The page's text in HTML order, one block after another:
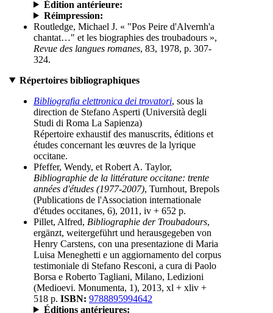
Édition antérieure:
Réimpression:
Routledge, Michael J. « "Pos Peire d'Alvernh'a
chantat…" et les biographies des troubadours »,
Revue des langues romanes, 83, 1978, p. 307-
324.
Répertoires bibliographiques
Bibliografia elettronica dei trovatori, sous la
direction de Stefano Asperti (Università degli
Studi di Roma La Sapienza)
Répertoire exhaustif des manuscrits, éditions et
études concernant les œuvres de la lyrique
occitane.
Pfeffer, Wendy, et Robert A. Taylor,
Bibliographie de la littérature occitane: trente
années d'études (1977-2007), Turnhout, Brepols
(Publications de l'Association internationale
d'études occitanes, 6), 2011, iv + 652 p.
Pillet, Alfred, Bibliographie der Troubadours,
ergänzt, weitergeführt und herausgegeben von
Henry Carstens, con una presentazione di Maria
Luisa Meneghetti e un aggiornamento del corpus
testimoniale di Stefano Resconi, a cura di Paolo
Borsa e Roberto Tagliani, Milano, Ledizioni
(Medioevi. Monumenta, 1), 2013, xl + xliv +
518 p. ISBN: 9788895994642
Éditions antérieures: